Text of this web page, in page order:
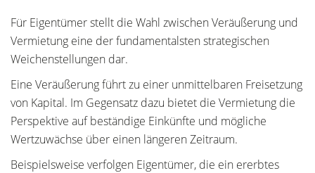
Für Eigentümer stellt die Wahl zwischen Veräußerung und
Vermietung eine der fundamentalsten strategischen
Weichenstellungen dar.
Eine Veräußerung führt zu einer unmittelbaren Freisetzung
von Kapital. Im Gegensatz dazu bietet die Vermietung die
Perspektive auf beständige Einkünfte und mögliche
Wertzuwächse über einen längeren Zeitraum.
Beispielsweise verfolgen Eigentümer, die ein ererbtes